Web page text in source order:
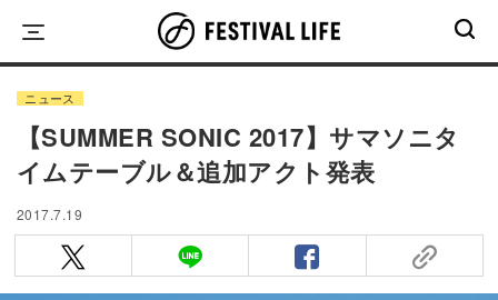
content
ニュース
【SUMMER SONIC 2017】サマソニタ
イムテーブル＆追加アクト発表
2017.7.19